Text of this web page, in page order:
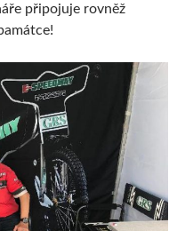
připojuje rovněž